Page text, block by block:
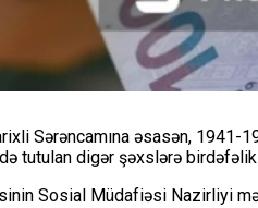
Sərəncamına əsasən, 1941-
tutulan digər şəxslərə
Sosial Müdafiəsi Nazirliyi